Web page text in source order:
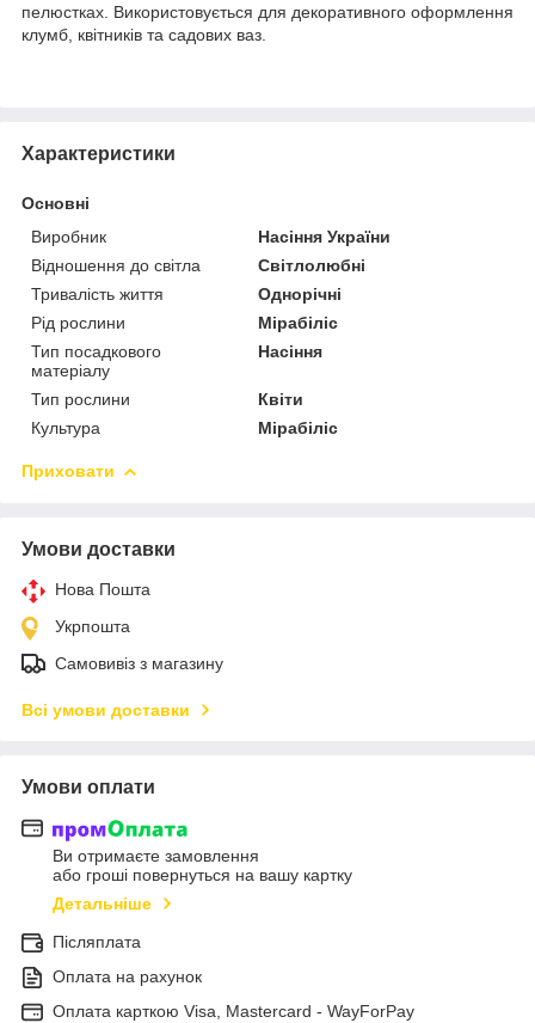
пелюстках. Використовується для декоративного оформлення
клумб, квітників та садових ваз.
Характеристики
Основні
Виробник
Насіння України
Відношення до світла
Світлолюбні
Тривалість життя
Однорічні
Рід рослини
Мірабіліс
Тип посадкового
матеріалу
Насіння
Тип рослини
Квіти
Культура
Мірабіліс
Приховати
Умови доставки
Нова Пошта
Укрпошта
Самовивіз з магазину
Всі умови доставки
Умови оплати
Ви отримаєте замовлення
або гроші повернуться на вашу картку
Детальніше
Післяплата
Оплата на рахунок
Оплата карткою Visa, Mastercard - WayForPay